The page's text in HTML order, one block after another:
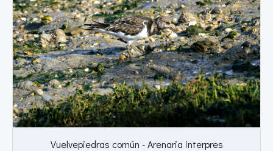
Vuelvepiedras común - Arenaria interpres